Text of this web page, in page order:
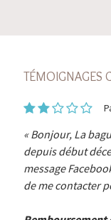
TÉMOIGNAGES
Bonjour, La
depuis début
message
de me contacter